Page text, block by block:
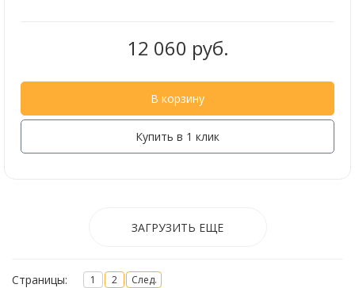
12 060 руб.
В корзину
Купить в 1 клик
ЗАГРУЗИТЬ ЕЩЕ
Страницы: 1 2 След.